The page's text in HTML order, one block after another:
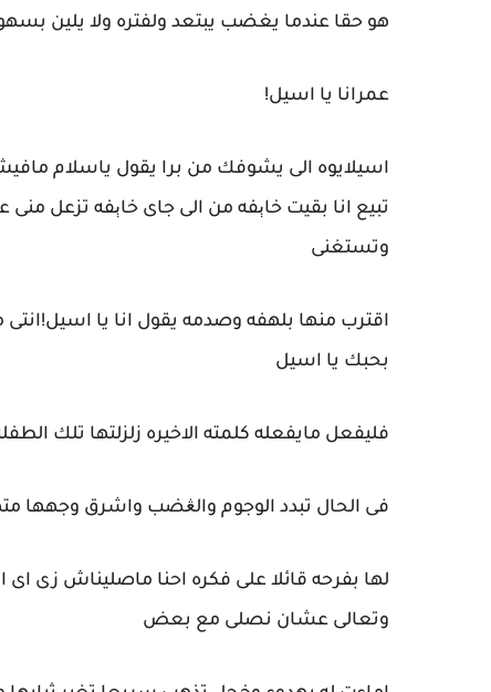
هو حقا عندما يغضب يبتعد ولفتره ولا يلين
عمرانا يا اسيل!
اسيلايوه الى يشوفك من برا يقول ياسلام
تبيع انا بقيت خاېفه من الى جاى خاېفه تزعل
وتستغنى
اقترب منها بلهفه وصدمه يقول انا يا
بحبك يا اسيل
فليفعل مايفعله كلمته الاخيره زلزلتها تلك
فى الحال تبدد الوجوم والڠضب واشرق وجهها
لها بفرحه قائلا على فكره احنا ماصليناش زى
وتعالى عشان نصلى مع بعض